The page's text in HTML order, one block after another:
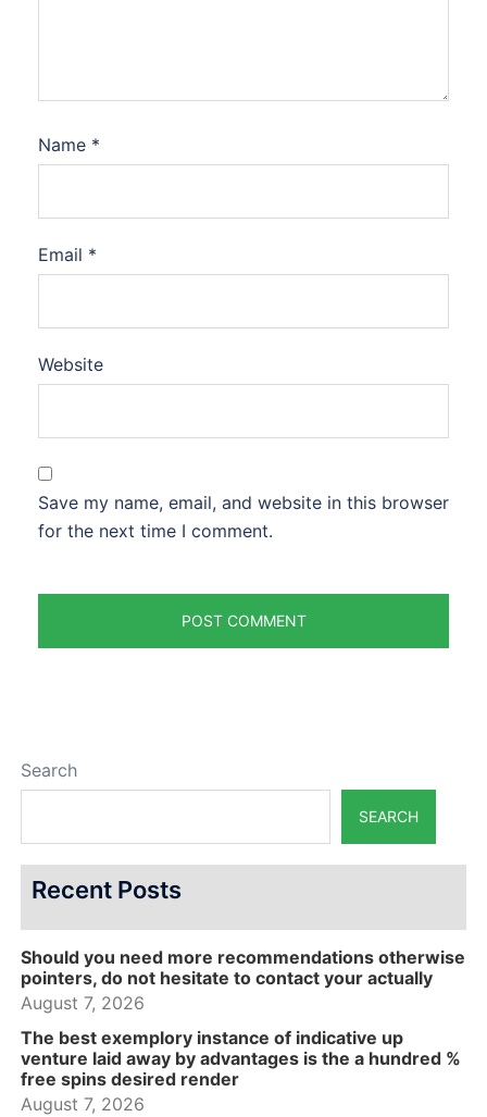
Name *
Email *
Website
Save my name, email, and website in this browser
for the next time I comment.
Search
SEARCH
Recent Posts
Should you need more recommendations otherwise
pointers, do not hesitate to contact your actually
August 7, 2026
The best exemplory instance of indicative up
venture laid away by advantages is the a hundred %
free spins desired render
August 7, 2026